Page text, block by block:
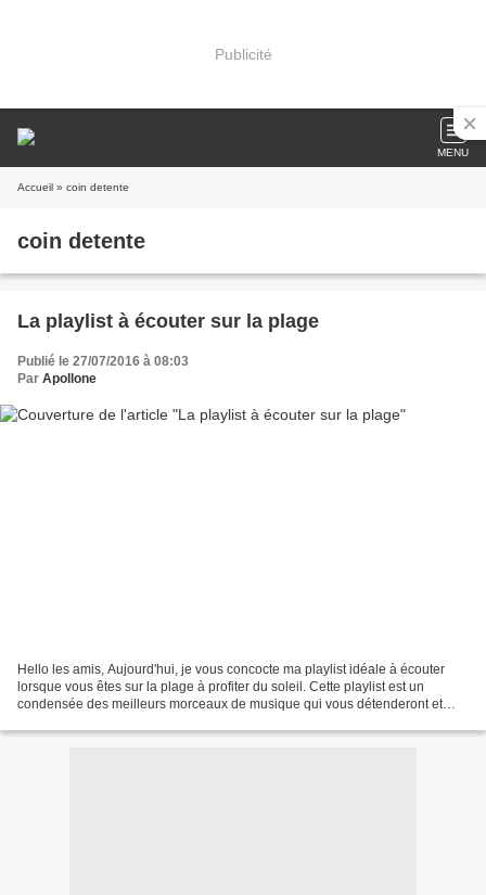
Publicité
MENU
Accueil » coin detente
coin detente
La playlist à écouter sur la plage
Publié le 27/07/2016 à 08:03
Par Apollone
Hello les amis, Aujourd'hui, je vous concocte ma playlist idéale à écouter
lorsque vous êtes sur la plage à profiter du soleil. Cette playlist est un
condensée des meilleurs morceaux de musique qui vous détenderont et